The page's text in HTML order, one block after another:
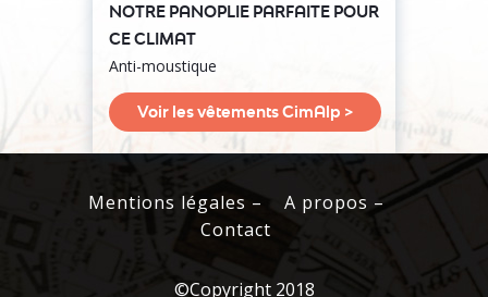
NOTRE PANOPLIE PARFAITE POUR
CE CLIMAT
Anti-moustique
Voir les vêtements CimAlp >
Mentions légales –
A propos –
Contact
©Copyright 2018